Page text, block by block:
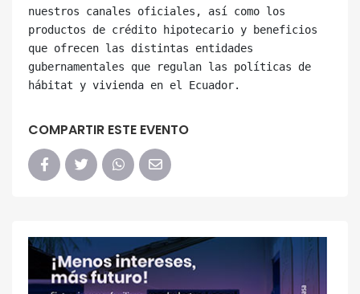
nuestros canales oficiales, así como los
productos de crédito hipotecario y beneficios
que ofrecen las distintas entidades
gubernamentales que regulan las políticas de
COMPARTIR ESTE EVENTO